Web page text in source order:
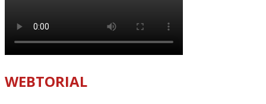
WEBTORIAL